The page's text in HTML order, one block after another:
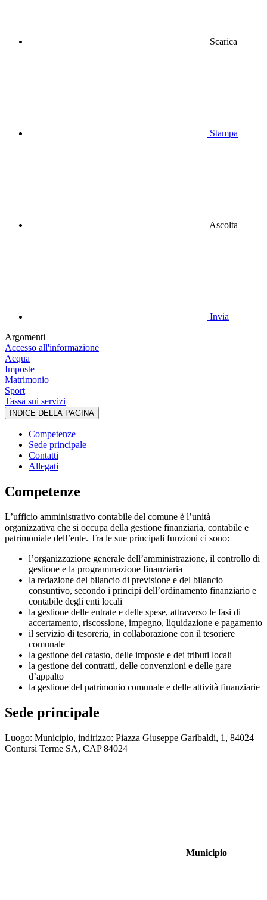
Scarica
Stampa
Ascolta
Invia
Argomenti
Accesso all'informazione
Acqua
Imposte
Matrimonio
Sport
Tassa sui servizi
INDICE DELLA PAGINA
Competenze
Sede principale
Contatti
Allegati
Competenze
L’ufficio amministrativo contabile del comune è l’unità
organizzativa che si occupa della gestione finanziaria, contabile e
patrimoniale dell’ente. Tra le sue principali funzioni ci sono:
l’organizzazione generale dell’amministrazione, il controllo di
gestione e la programmazione finanziaria
la redazione del bilancio di previsione e del bilancio
consuntivo, secondo i principi dell’ordinamento finanziario e
contabile degli enti locali
la gestione delle entrate e delle spese, attraverso le fasi di
accertamento, riscossione, impegno, liquidazione e pagamento
il servizio di tesoreria, in collaborazione con il tesoriere
comunale
la gestione del catasto, delle imposte e dei tributi locali
la gestione dei contratti, delle convenzioni e delle gare
d’appalto
la gestione del patrimonio comunale e delle attività finanziarie
Sede principale
Luogo: Municipio, indirizzo: Piazza Giuseppe Garibaldi, 1, 84024
Contursi Terme SA, CAP 84024
Municipio